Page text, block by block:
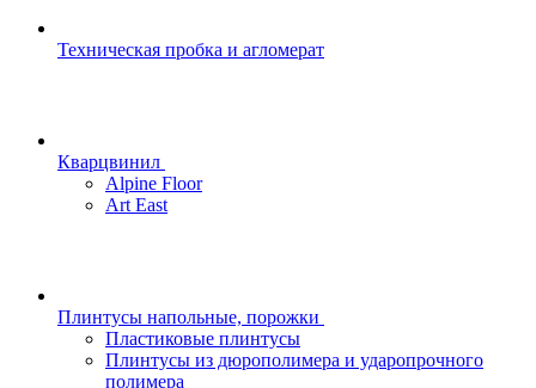
Техническая пробка и агломерат
Кварцвинил
Alpine Floor
Art East
Плинтусы напольные, порожки
Пластиковые плинтусы
Плинтусы из дюрополимера и ударопрочного
полимера